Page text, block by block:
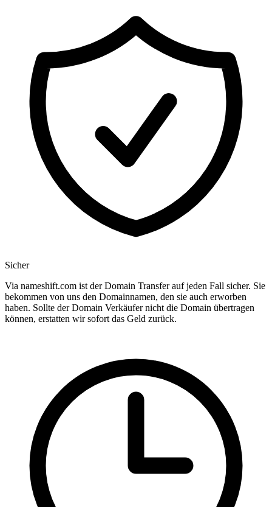
Sicher
Via nameshift.com ist der Domain Transfer auf jeden Fall sicher. Sie
bekommen von uns den Domainnamen, den sie auch erworben
haben. Sollte der Domain Verkäufer nicht die Domain übertragen
können, erstatten wir sofort das Geld zurück.